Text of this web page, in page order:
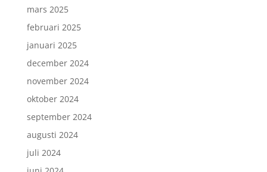
mars 2025
februari 2025
januari 2025
december 2024
november 2024
oktober 2024
september 2024
augusti 2024
juli 2024